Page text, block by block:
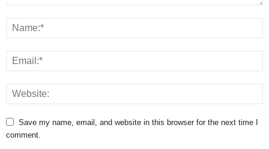
Save my name, email, and website in this browser for the next time I
comment.